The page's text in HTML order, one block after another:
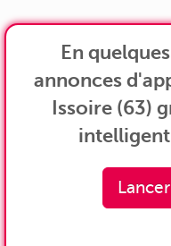
En
annonces
Issoire (63)